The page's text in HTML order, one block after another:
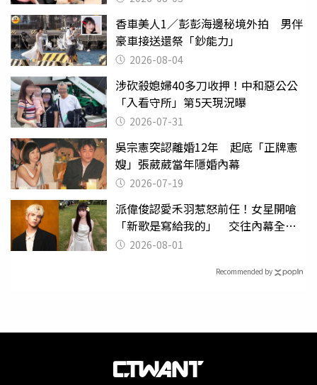
香車美人1／彭彭海邊秘境外拍 男伴
豪車接送還祭「鈔能力」
2026-08-04
涉砍殺媳婦40多刀收押！中和惡公公
「入看守所」第5天現況曝
2026-07-31
吳宗憲突認離婚12年 起底「正牌憲
嫂」張葳葳當年隱婚內幕
2026-07-19
派偉俊認愛禾羽惹怒前任！女星開嗆
「新歌是寫給我的」 交往內幕全說
了 2026-08-01
Recommended by